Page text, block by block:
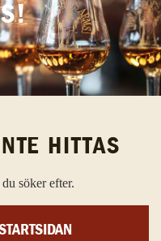
HITTAS
söker efter.